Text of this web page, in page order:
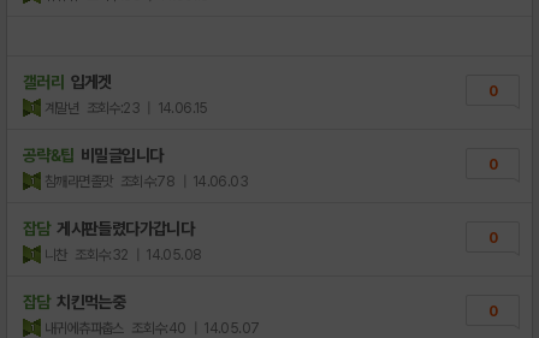
갤러리 입게겟
계말년 조회수:23 | 14.06.15
0
공략&팁 비밀글입니다
참깨라면졸맛 조회수:78 | 14.06.03
0
잡담 게시판들렸다가갑니다
니찬 조회수:32 | 14.05.08
0
잡담 치킨먹는중
내귀에츄파춥스 조회수:40 | 14.05.07
0